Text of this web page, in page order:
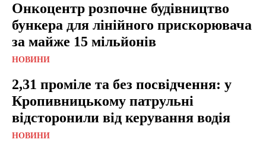
Онкоцентр розпочне будівництво
бункера для лінійного прискорювача
за майже 15 мільйонів
НОВИНИ
2,31 проміле та без посвідчення: у
Кропивницькому патрульні
відсторонили від керування водія
НОВИНИ